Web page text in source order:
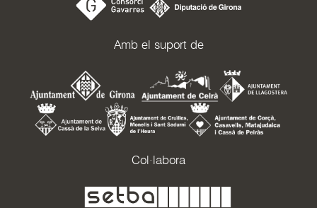
Amb el suport de
Col·labora